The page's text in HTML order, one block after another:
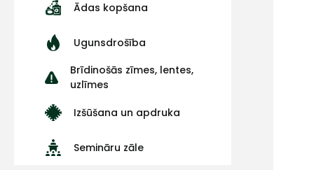
Ādas kopšana
Ugunsdrošība
Brīdinošās zīmes, lentes,
uzlīmes
Izšūšana un apdruka
Semināru zāle